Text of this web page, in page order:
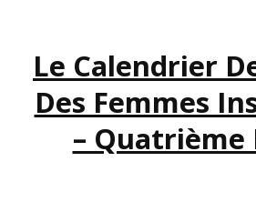
Le Calendrier
Des Femmes
– Quatrième